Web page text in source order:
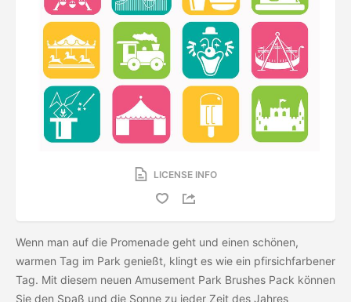
LICENSE INFO
Wenn man auf die Promenade geht und einen schönen,
warmen Tag im Park genießt, klingt es wie ein pfirsichfarbener
Tag. Mit diesem neuen Amusement Park Brushes Pack können
Sie den Spaß und die Sonne zu jeder Zeit des Jahres